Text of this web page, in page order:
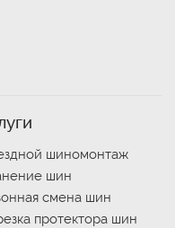
шиномонтаж
шин
смена шин
протектора шин